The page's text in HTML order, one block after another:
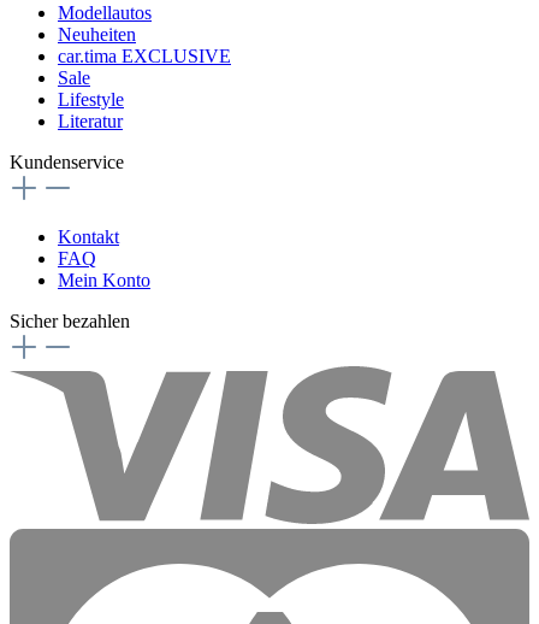
Modellautos
Neuheiten
car.tima EXCLUSIVE
Sale
Lifestyle
Literatur
Kundenservice
Kontakt
FAQ
Mein Konto
Sicher bezahlen